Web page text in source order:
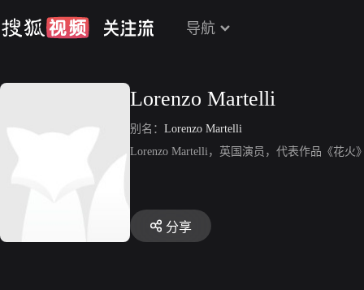
导航
Lorenzo Martelli
别名： Lorenzo Martelli
Lorenzo Martelli，英国演员，代表作品《花火
分享